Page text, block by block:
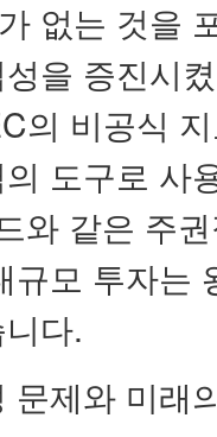
없는 것을
을 증진시
의 비공식
도구로 사
와 같은 주
규모 투자는
다.
문제와 미래